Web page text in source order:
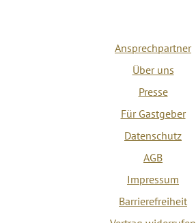
Ansprechpartner
Über uns
Presse
Für Gastgeber
Datenschutz
AGB
Impressum
Barrierefreiheit